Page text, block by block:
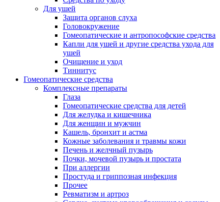
Для ушей
Защита органов слуха
Головокружение
Гомеопатические и антропософские средства
Капли для ушей и другие средства ухода для
ушей
Очищение и уход
Тиннитус
Гомеопатические средства
Комплексные препараты
Глаза
Гомеопатические средства для детей
Для желудка и кишечника
Для женщин и мужчин
Кашель, бронхит и астма
Кожные заболевания и травмы кожи
Печень и желчный пузырь
Почки, мочевой пузырь и простата
При аллергии
Простуда и гриппозная инфекция
Прочее
Ревматизм и артроз